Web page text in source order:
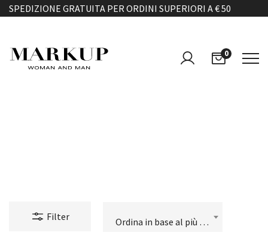
SPEDIZIONE GRATUITA PER ORDINI SUPERIORI A € 50
0
Filter Ordina in base al più recente